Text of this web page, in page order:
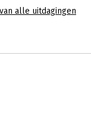
alle uitdagingen